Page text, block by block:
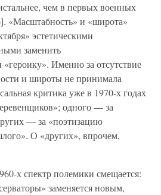
чем в первых военных
«Масштабность» и «широта»
эстетическими
заменить
Именно за отсутствие
и широты не принимала
критика уже в 1970-х годах
одного — за
— за «поэтизацию
О «других», впрочем,
х спектр полемики смещается:
заменяется новым,